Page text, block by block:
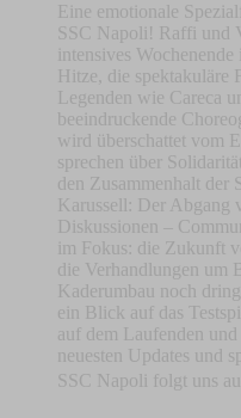
Eine emotionale
SSC Napoli! Raffi und
intensives
Hitze, die spektakuläre
Legenden wie Careca
beeindruckende
wird überschattet vom
sprechen über
den Zusammenhalt der
Karussell: Der Abgang
Diskussionen –
im Fokus: die Zukunft
die Verhandlungen um
Kaderumbau noch
ein Blick auf das
auf dem Laufenden
neuesten Updates und
SSC Napoli folgt uns